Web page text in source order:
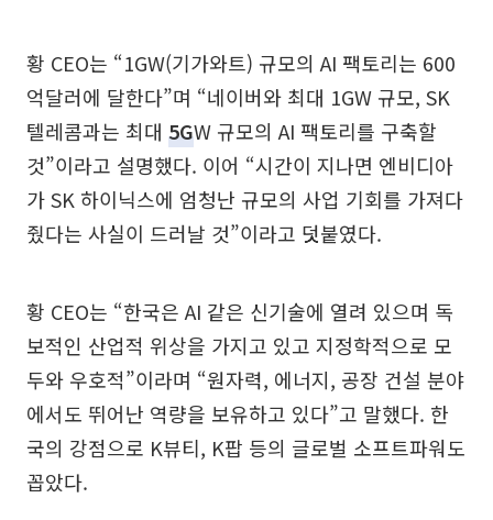
황 CEO는 “1GW(기가와트) 규모의 AI 팩토리는 600
억달러에 달한다”며 “네이버와 최대 1GW 규모, SK
텔레콤과는 최대 5GW 규모의 AI 팩토리를 구축할
것”이라고 설명했다. 이어 “시간이 지나면 엔비디아
가 SK 하이닉스에 엄청난 규모의 사업 기회를 가져다
줬다는 사실이 드러날 것”이라고 덧붙였다.
황 CEO는 “한국은 AI 같은 신기술에 열려 있으며 독
보적인 산업적 위상을 가지고 있고 지정학적으로 모
두와 우호적”이라며 “원자력, 에너지, 공장 건설 분야
에서도 뛰어난 역량을 보유하고 있다”고 말했다. 한
국의 강점으로 K뷰티, K팝 등의 글로벌 소프트파워도
꼽았다.